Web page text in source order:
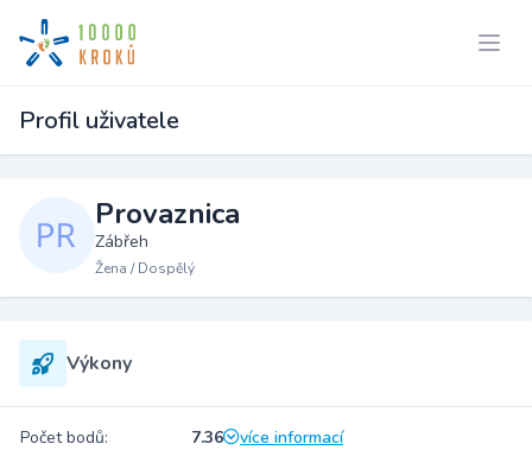
Profil uživatele
Provaznica
Zábřeh
Žena / Dospělý
Výkony
Počet bodů: 7.36
více informací